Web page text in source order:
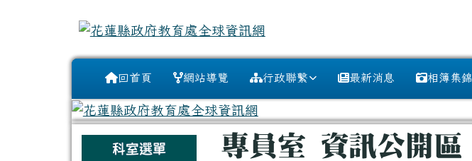
跳至主內容區
花蓮縣政府教育處全球資訊網
回首頁 網站導覽 行政聯繫 最新消息 相簿集錦
左邊區域內容
科室選單
主內容區域
專員室 資訊公開區
頁尾區域